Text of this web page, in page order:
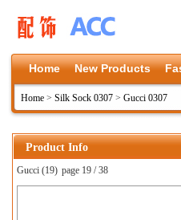
Home New Products
Home > Silk Sock 0307 > Gucci 0307
Product Info
Gucci (19) page 19 / 38